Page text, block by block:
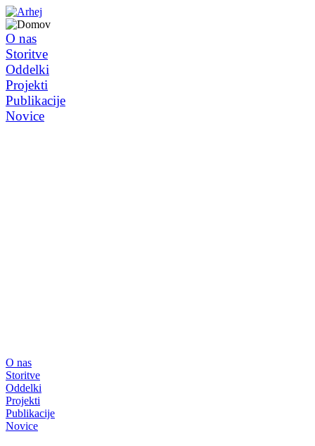
O nas
Storitve
Oddelki
Projekti
Publikacije
Novice
O nas
Storitve
Oddelki
Projekti
Publikacije
Novice